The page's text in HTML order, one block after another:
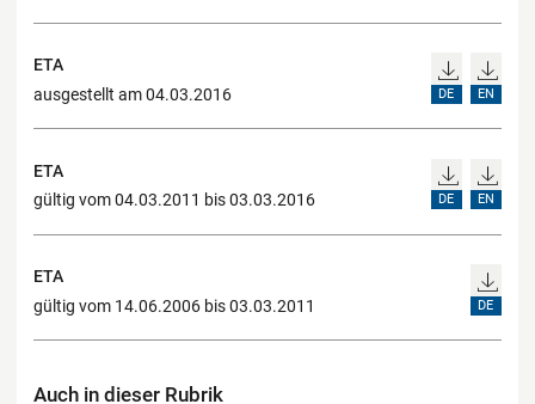
ETA
ausgestellt am 04.03.2016
DE EN
ETA
gültig vom 04.03.2011 bis 03.03.2016
DE EN
ETA
gültig vom 14.06.2006 bis 03.03.2011
DE
Auch in dieser Rubrik